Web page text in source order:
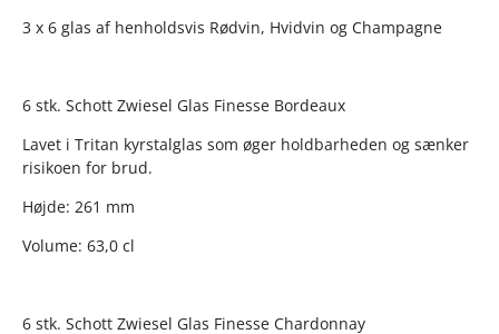
3 x 6 glas af henholdsvis Rødvin, Hvidvin og Champagne
6 stk. Schott Zwiesel Glas Finesse Bordeaux
Lavet i Tritan kyrstalglas som øger holdbarheden og sænker
risikoen for brud.
Højde: 261 mm
Volume: 63,0 cl
6 stk. Schott Zwiesel Glas Finesse Chardonnay